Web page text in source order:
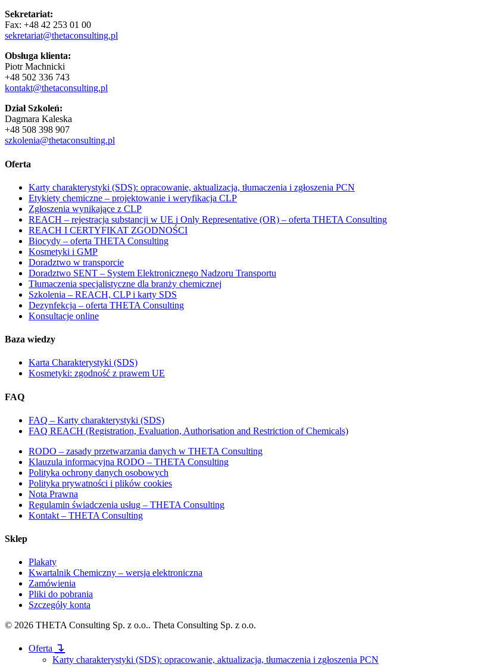
Sekretariat:
Fax: +48 42 253 01 00
sekretariat@thetaconsulting.pl
Obsługa klienta:
Piotr Machnicki
+48 502 336 743
kontakt@thetaconsulting.pl
Dział Szkoleń:
Dagmara Kaleska
+48 508 398 907
szkolenia@thetaconsulting.pl
Oferta
Karty charakterystyki (SDS): opracowanie, aktualizacja, tłumaczenia i zgłoszenia PCN
Etykiety chemiczne – projektowanie i weryfikacja CLP
Zgłoszenia wynikające z CLP
REACH – rejestracja substancji w UE i Only Representative (OR) – oferta THETA Consulting
REACH I CERTYFIKAT ZGODNOŚCI
Biocydy – oferta THETA Consulting
Kosmetyki i GMP
Doradztwo w transporcie
Doradztwo SENT – System Elektronicznego Nadzoru Transportu
Tłumaczenia specjalistyczne dla branży chemicznej
Szkolenia – REACH, CLP i karty SDS
Dezynfekcja – oferta THETA Consulting
Konsultacje online
Baza wiedzy
Karta Charakterystyki (SDS)
Kosmetyki: zgodność z prawem UE
FAQ
FAQ – Karty charakterystyki (SDS)
FAQ REACH (Registration, Evaluation, Authorisation and Restriction of Chemicals)
RODO – zasady przetwarzania danych w THETA Consulting
Klauzula informacyjna RODO – THETA Consulting
Polityka ochrony danych osobowych
Polityka prywatności i plików cookies
Nota Prawna
Regulamin świadczenia usług – THETA Consulting
Kontakt – THETA Consulting
Sklep
Plakaty
Kwartalnik Chemiczny – wersja elektroniczna
Zamówienia
Pliki do pobrania
Szczegóły konta
© 2026 THETA Consulting Sp. z o.o.. Theta Consulting Sp. z o.o.
Close
Oferta ↴
Karty charakterystyki (SDS): opracowanie, aktualizacja, tłumaczenia i zgłoszenia PCN